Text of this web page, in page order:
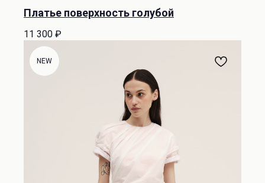
Платье поверхность голубой
11 300 ₽
NEW